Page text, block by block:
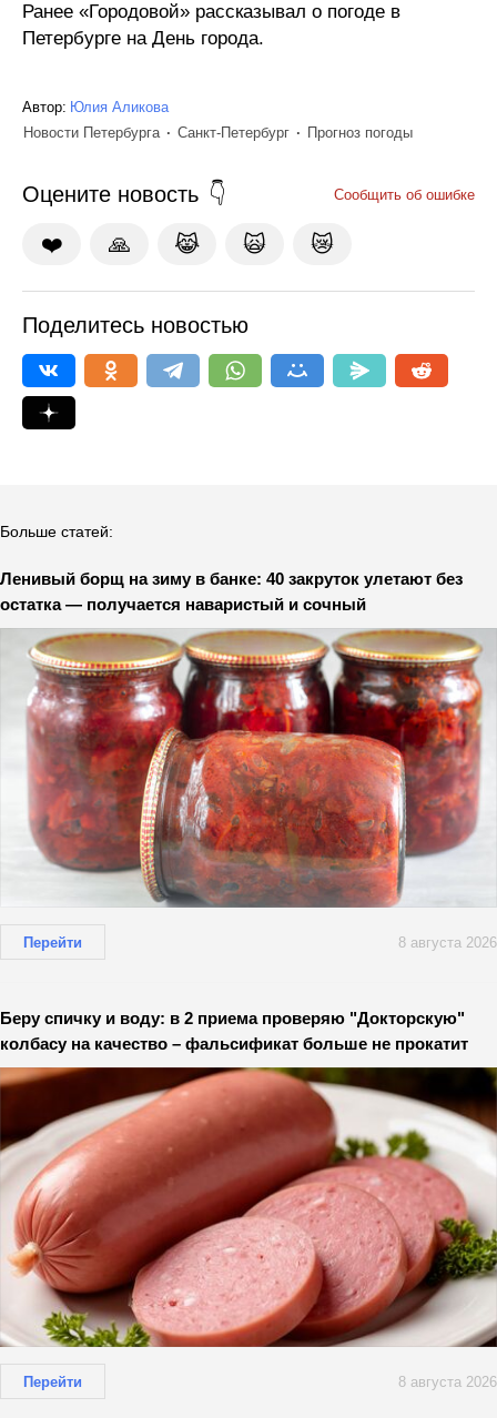
Ранее «Городовой» рассказывал о погоде в
Петербурге на День города.
Автор: Юлия Аликова
Новости Петербурга
Санкт-Петербург Прогноз погоды
Оцените новость Сообщить об ошибке
❤️ 🙏 😹 🙀 😿
Поделитесь новостью
Больше статей:
Ленивый борщ на зиму в банке: 40 закруток улетают без
остатка — получается наваристый и сочный
Перейти 8 августа 2026
Беру спичку и воду: в 2 приема проверяю "Докторскую"
колбасу на качество – фальсификат больше не прокатит
Перейти 8 августа 2026